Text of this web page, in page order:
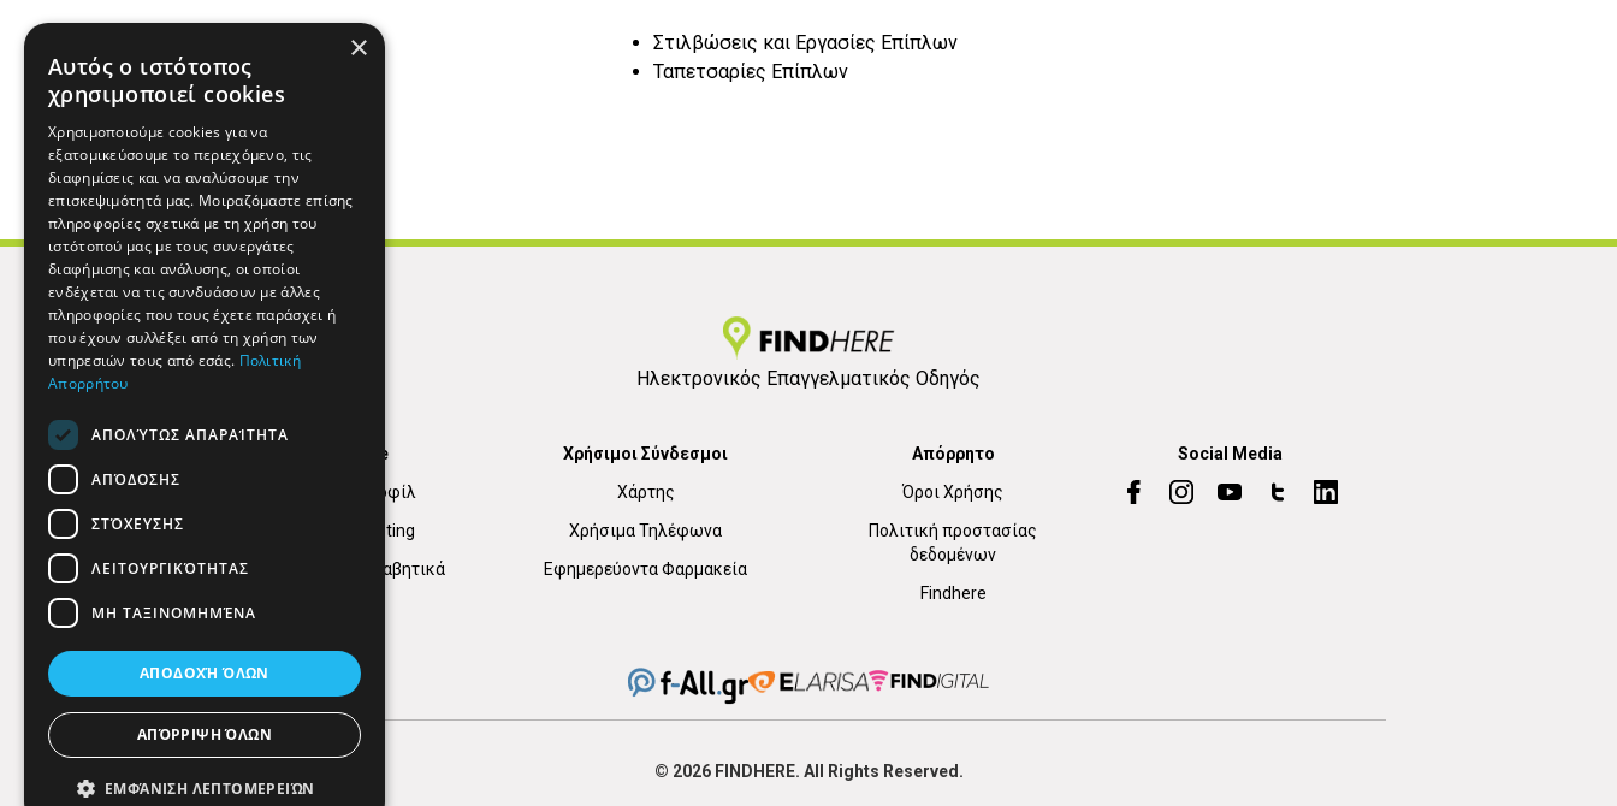
Στιλβώσεις και Εργασίες Επίπλων
Ταπετσαρίες Επίπλων
Ηλεκτρονικός Επαγγελματικός Οδηγός
Find Here
Εταιρικό Προφίλ
Digital marketing
Κατηγορίες Αλφαβητικά
Χρήσιμοι Σύνδεσμοι
Χάρτης
Χρήσιμα Τηλέφωνα
Εφημερεύοντα Φαρμακεία
Απόρρητο
Όροι Χρήσης
Πολιτική προστασίας
δεδομένων
Findhere
Social Media
© 2026 FIND HERE. All Rights Reserved.
×
Αυτός ο ιστότοπος
χρησιμοποιεί cookies
Χρησιμοποιούμε cookies για να
εξατομικεύσουμε το περιεχόμενο, τις
διαφημίσεις και να αναλύσουμε την
επισκεψιμότητά μας. Μοιραζόμαστε επίσης
πληροφορίες σχετικά με τη χρήση του
ιστότοπού μας με τους συνεργάτες
διαφήμισης και ανάλυσης, οι οποίοι
ενδέχεται να τις συνδυάσουν με άλλες
πληροφορίες που τους έχετε παράσχει ή
που έχουν συλλέξει από τη χρήση των
υπηρεσιών τους από εσάς. Πολιτική
Απορρήτου
ΑΠΟΛΎΤΩΣ ΑΠΑΡΑΊΤΗΤΑ
ΑΠΌΔΟΣΗΣ
ΣΤΌΧΕΥΣΗΣ
ΛΕΙΤΟΥΡΓΙΚΌΤΗΤΑΣ
ΜΗ ΤΑΞΙΝΟΜΗΜΈΝΑ
ΑΠΟΔΟΧΉ ΌΛΩΝ
ΑΠΌΡΡΙΨΗ ΌΛΩΝ
ΕΜΦΆΝΙΣΗ ΛΕΠΤΟΜΕΡΕΙΏΝ